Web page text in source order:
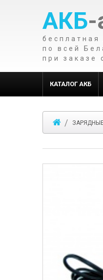
АКБ-
бесплатная
по всей
при заказе
КАТАЛОГ АКБ